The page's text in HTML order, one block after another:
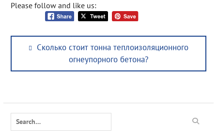
Please follow and like us:
Post
navigation
Previous
Сколько стоит тонна теплоизоляционного
огнеупорного бетона?
Search